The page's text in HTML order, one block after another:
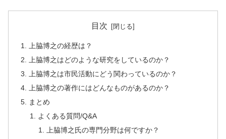
目次
上脇博之の経歴は？
上脇博之はどのような研究をしているのか？
上脇博之は市民活動にどう関わっているのか？
上脇博之の著作にはどんなものがあるのか？
まとめ
よくある質問/Q&A
上脇博之氏の専門分野は何ですか？